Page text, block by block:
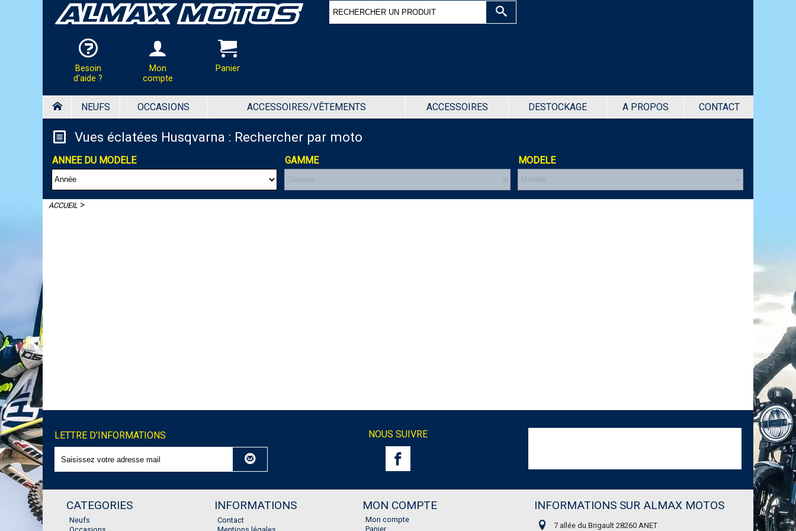
Besoin
d'aide ?
PAR TÉLÉPHONE :
02.37.41.47.95
PAR MAIL :
Contactez-nous pour toutes
demandes de renseignements
almaxmotos28@gmail.com
Mon
compte
Panier
Panier
NEUFS OCCASIONS ACCESSOIRES/VÊTEMENTS ACCESSOIRES DESTOCKAGE A PROPOS CONTACT
Vues éclatées Husqvarna : Rechercher par moto
ANNEE DU MODELE GAMME MODELE
ACCUEIL >
LETTRE D'INFORMATIONS NOUS SUIVRE
CATEGORIES
Neufs
INFORMATIONS
Contact
MON COMPTE
Mon compte
Panier
INFORMATIONS SUR ALMAX MOTOS
7 allée du Brigault 28260 ANET